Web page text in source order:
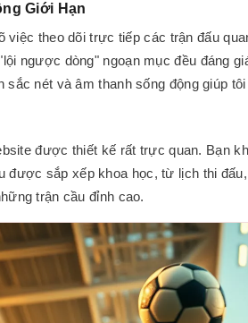
Giới Hạn
theo dõi trực tiếp các trận đấu
ngược dòng" ngoạn mục đều đáng
nét và âm thanh sống động giúp
được thiết kế rất trực quan. Bạn
sắp xếp khoa học, từ lịch thi
trận cầu đỉnh cao.